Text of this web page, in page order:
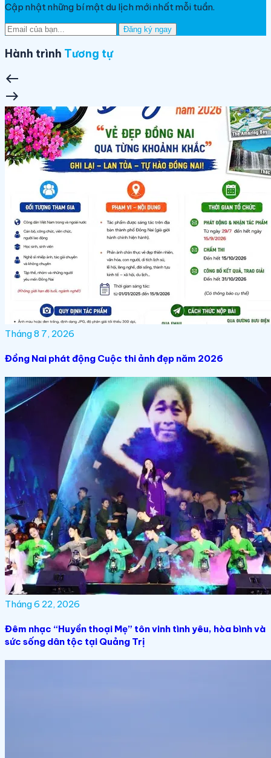
Cập nhật những bí mật du lịch mới nhất mỗi tuần.
Đăng ký ngay
Hành trình Tương tự
west
east
Tháng 8 7, 2026
Đồng Nai phát động Cuộc thi ảnh đẹp năm 2026
Tháng 6 22, 2026
Đêm nhạc “Huyền thoại Mẹ” tôn vinh tình yêu, hòa bình và
sức sống dân tộc tại Quảng Trị